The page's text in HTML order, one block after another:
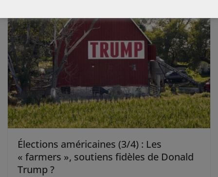
Élections américaines (3/4) : Les
« farmers », soutiens fidèles de Donald
Trump ?